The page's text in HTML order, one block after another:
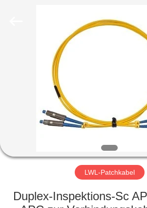
PRODUKTE
FABRIK-
LWL-Patchkabel
Duplex-Inspektions-Sc